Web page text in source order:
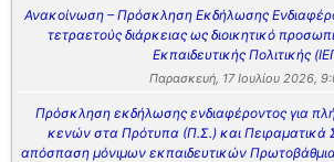
Ανακοίνωση – Πρόσκληση Εκδήλωσης
τετραετούς διάρκειας ως διοικητικό
Εκπαιδευτικής Πολιτικής
Παρασκευή, 17 Ιουλίου 2026,
Πρόσκληση εκδήλωσης ενδιαφέροντος για
κενών στα Πρότυπα (Π.Σ.) και Πειραματικά
απόσπαση μόνιμων εκπαιδευτικών